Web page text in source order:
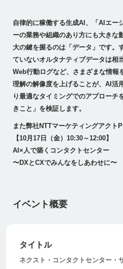
自律的に稼働する生成AI、「AIエー
ーの業務や組織のあり方にも大きな
大の鍵を握るのは「データ」です。
ていないオルタナティブデータは相
Web行動ログなど、さまざまな情報
理解の解像度を上げることが、AI活
り最適なタイミングでのアプローチ
きこと」を検証します。
また弊社NTTマーケティングアクト
【10月17日（金）10:30～12:00】
AI×人で築くコンタクトセンター
〜DXとCXでみんなをしあわせに〜
イベント概要
タイトル
ネクスト・コンタクトセンター・